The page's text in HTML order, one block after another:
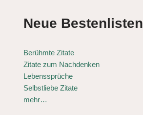
Neue Bestenlisten
Berühmte Zitate
Zitate zum Nachdenken
Lebenssprüche
Selbstliebe Zitate
mehr…